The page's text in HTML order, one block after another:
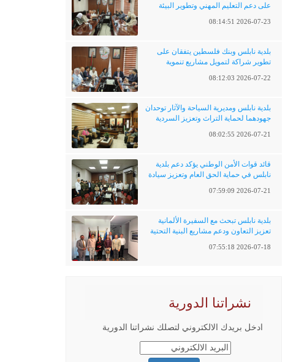
على دعم التعليم المهني وتطوير البيئة
2026-07-23 08:14:51
بلدية نابلس وبنك فلسطين يتفقان على
تطوير شراكة لتمويل مشاريع تنموية
2026-07-22 08:12:03
بلدية نابلس ومديرية السياحة والآثار توحدان
جهودهما لحماية التراث وتعزيز السردية
2026-07-21 08:02:55
قائد قوات الأمن الوطني يؤكد دعم بلدية
نابلس في حماية الحق العام وتعزيز سيادة
2026-07-21 07:59:09
بلدية نابلس تبحث مع السفيرة الألمانية
تعزيز التعاون ودعم مشاريع البنية التحتية
2026-07-18 07:55:18
نشراتنا الدورية
ادخل بريدك الالكتروني لتصلك نشراتنا الدورية